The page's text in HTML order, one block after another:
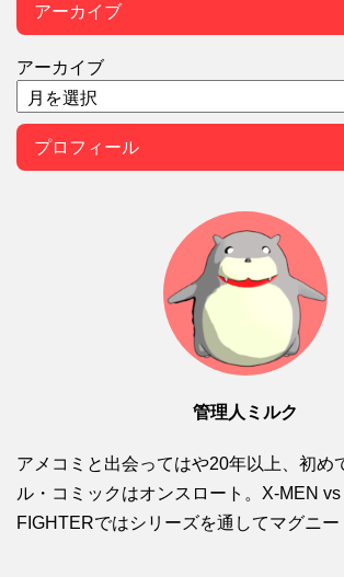
アーカイブ
アーカイブ
プロフィール
管理人ミルク
アメコミと出会ってはや20年以上、初め
ル・コミックはオンスロート。X-MEN
FIGHTERではシリーズを通してマグニー